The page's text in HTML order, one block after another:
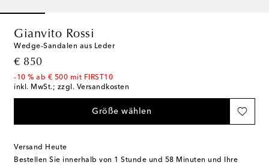
Gianvito Rossi
Wedge-Sandalen aus Leder
€ 850
original price
-10 % ab € 500 mit FIRST10
inkl. MwSt.; zzgl. Versandkosten
Größe wählen
Versand Heute
Bestellen Sie innerhalb von 1 Stunde und 58 Minuten und Ihre